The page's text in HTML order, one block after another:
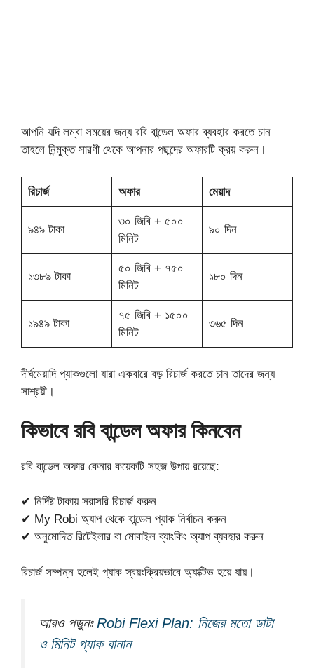
আপনি যদি লম্বা সময়ের জন্য রবি বান্ডেল অফার ব্যবহার করতে চান
তাহলে নিন্মুক্ত সারণী থেকে আপনার পছন্দের অফারটি ক্রয় করুন।
রিচার্জ অফার মেয়াদ
৯৪৯ টাকা
৩০ জিবি + ৫০০
মিনিট
৯০ দিন
১৩৮৯ টাকা
৫০ জিবি + ৭৫০
মিনিট
১৮০ দিন
১৯৪৯ টাকা
৭৫ জিবি + ১৫০০
মিনিট
৩৬৫ দিন
দীর্ঘমেয়াদি প্যাকগুলো যারা একবারে বড় রিচার্জ করতে চান তাদের জন্য
সাশ্রয়ী।
কিভাবে রবি বান্ডেল অফার কিনবেন
রবি বান্ডেল অফার কেনার কয়েকটি সহজ উপায় রয়েছে:
✔ নির্দিষ্ট টাকায় সরাসরি রিচার্জ করুন
✔ My Robi অ্যাপ থেকে বান্ডেল প্যাক নির্বাচন করুন
✔ অনুমোদিত রিটেইলার বা মোবাইল ব্যাংকিং অ্যাপ ব্যবহার করুন
রিচার্জ সম্পন্ন হলেই প্যাক স্বয়ংক্রিয়ভাবে অ্যাক্টিভ হয়ে যায়।
আরও পড়ুনঃRobi Flexi Plan: নিজের মতো ডাটা
ও মিনিট প্যাক বানান